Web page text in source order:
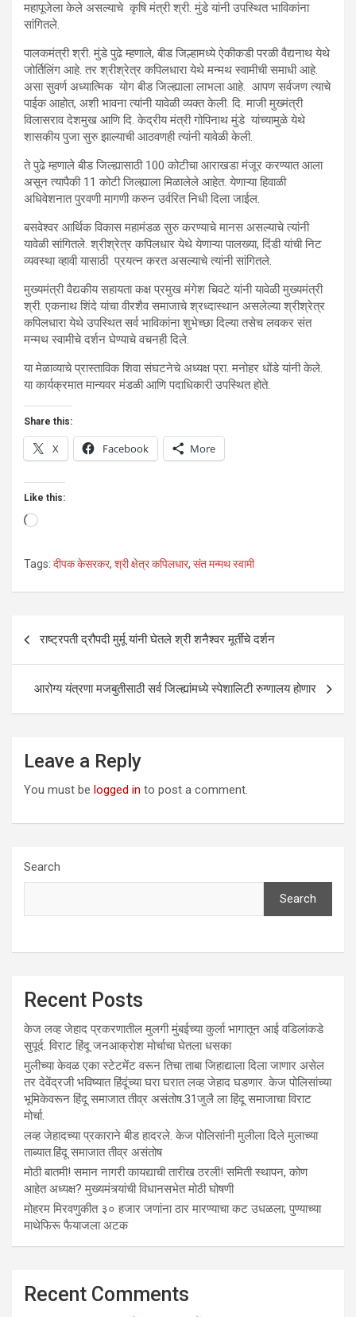
महापूजेला केले असल्याचे कृषि मंत्री श्री. मुंडे यांनी उपस्थित भाविकांना
सांगितले.
पालकमंत्री श्री. मुंडे पुढे म्हणाले, बीड जिल्हामध्ये ऐकीकडी परळी वैद्यनाथ येथे
जोर्तिलिंग आहे. तर श्रीश्रेत्र कपिलधारा येथे मन्मथ स्वामीची समाधी आहे.
असा सुवर्ण अध्यात्मिक योग बीड जिल्ह्याला लाभला आहे. आपण सर्वजण त्याचे
पाईक आहोत, अशी भावना त्यांनी यावेळी व्यक्त केली. दि. माजी मुख्मंत्री
विलासराव देशमुख आणि दि. केद्रीय मंत्री गोपिनाथ मुंडे यांच्यामुळे येथे
शासकीय पुजा सुरु झाल्याची आठवणही त्यांनी यावेळी केली.
ते पुढे म्हणाले बीड जिल्ह्यासाठी 100 कोटीचा आराखडा मंजूर करण्यात आला
असून त्यापैकी 11 कोटी जिल्ह्याला मिळालेले आहेत. येणाऱ्या हिवाळी
अधिवेशनात पुरवणी मागणी करुन उर्वरित निधी दिला जाईल.
बसवेश्वर आर्थिक विकास महामंडळ सुरु करण्याचे मानस असल्याचे त्यांनी
यावेळी सांगितले. श्रीश्रेत्र कपिलधार येथे येणाऱ्या पालख्या, दिंडी यांची निट
व्यवस्था व्हावी यासाठी प्रयत्न करत असल्याचे त्यांनी सांगितले.
मुख्यमंत्री वैद्यकीय सहायता कक्ष प्रमुख मंगेश चिवटे यांनी यावेळी मुख्यमंत्री
श्री. एकनाथ शिंदे यांचा वीरशैव समाजाचे श्रध्दास्थान असलेल्या श्रीश्रेत्र
कपिलधारा येथे उपस्थित सर्व भाविकांना शुभेच्छा दिल्या तसेच लवकर संत
मन्मथ स्वामीचे दर्शन घेण्याचे वचनही दिले.
या मेळाव्याचे प्रास्ताविक शिवा संघटनेचे अध्यक्ष प्रा. मनोहर धोंडे यांनी केले.
या कार्यक्रमात मान्यवर मंडळी आणि पदाधिकारी उपस्थित होते.
Share this:
X Facebook More
Like this:
Loading…
Tags: दीपक केसरकर, श्री क्षेत्र कपिलधार, संत मन्मथ स्वामी
navigation
राष्ट्रपती द्रौपदी मुर्मू यांनी घेतले श्री शनैश्वर मूर्तीचे दर्शन
आरोग्य यंत्रणा मजबुतीसाठी सर्व जिल्ह्यांमध्ये स्पेशालिटी रुग्णालय होणार
Leave a Reply
You must be logged in to post a comment.
Search
Search
Recent Posts
केज लव्ह जेहाद प्रकरणातील मुलगी मुंबईच्या कुर्ला भागातून आई वडिलांकडे
सुपूर्द. विराट हिंदू जनआक्रोश मोर्चाचा घेतला धसका
मुलीच्या केवळ एका स्टेटमेंट वरून तिचा ताबा जिहाद्याला दिला जाणार असेल
तर देवेंद्रजी भविष्यात हिंदूंच्या घरा घरात लव्ह जेहाद घडणार. केज पोलिसांच्या
भूमिकेवरून हिंदू समाजात तीव्र असंतोष.31जुलै ला हिंदू समाजाचा विराट
मोर्चा.
लव्ह जेहादच्या प्रकाराने बीड हादरले. केज पोलिसांनी मुलीला दिले मुलाच्या
ताब्यात.हिंदू समाजात तीव्र असंतोष
मोठी बातमी! समान नागरी कायद्याची तारीख ठरली! समिती स्थापन, कोण
आहेत अध्यक्ष? मुख्यमंत्र्यांची विधानसभेत मोठी घोषणी
मोहरम मिरवणुकीत ३० हजार जणांना ठार मारण्‍याचा कट उधळला; पुण्‍याच्‍या
माथेफिरू फैयाजला अटक
Recent Comments